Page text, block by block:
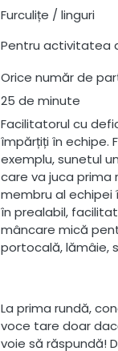
Furculițe / linguri
Pentru activitatea
Orice număr de
25 de minute
Facilitatorul cu
împărțiți în echipe.
exemplu, sunetul
care va juca prima
membru al echipei
în prealabil,
mâncare mică
portocală, lămâie,
La prima rundă,
voce tare doar
voie să răspundă!